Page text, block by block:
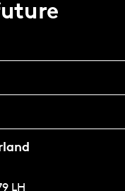
LH